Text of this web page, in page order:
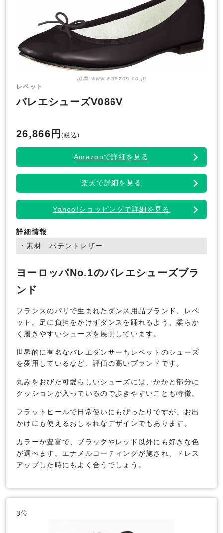
出典:www.amazon.co.jp
レペット
バレエシューズV086V
26,866円(税込)
Amazonで詳細を見る
楽天で詳細を見る
Yahoo!ショッピングで詳細を見る
詳細情報
・素材 パテントレザー
ヨーロッパNo.1のバレエシューズブラ
ンド
フランスのパリで生まれたダンス用品ブランド、レペ
ット。足に負担をかけずダンスを踊れるよう、柔らか
く履きやすいシューズを展開しています。
世界的に有名なバレエダンサーもレペットのシューズ
を愛用しているなど、評価の高いブランドです。
丸みをおびた可愛らしいシューズには、かかと部分に
クッションが入っているので歩きやすいことも特徴。
フラットヒールで日常使いにもぴったりですが、お出
かけにも使えるおしゃれなデザインでもあります。
カラーが豊富で、ブラックやレッド以外にも好きな色
が選べます。エナメルコーティングが施され、ドレス
アップした時にもよく合うでしょう。
3位